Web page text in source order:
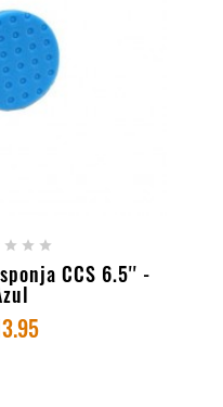
  
CCS 6.5'' -